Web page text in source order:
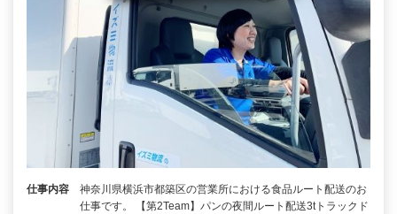
仕事内容
神奈川県横浜市都築区の営業所における食品ルート配送のお
仕事です。 【第2Team】パンの夜間ルート配送3tトラックド